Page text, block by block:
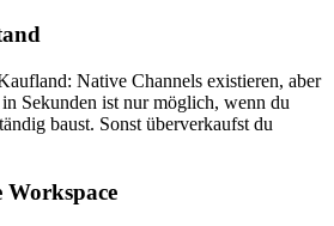
Native Channels existieren, aber
in Sekunden ist nur möglich, wenn du
baust. Sonst überverkaufst du
Workspace